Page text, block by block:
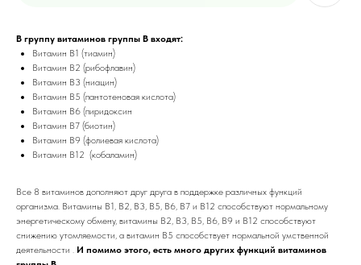
В группу витаминов группы В входят:
Витамин B1 (тиамин)
Витамин B2 (рибофлавин)
Витамин B3 (ниацин)
Витамин B5 (пантотеновая кислота)
Витамин В6 (пиридоксин
Витамин B7 (биотин)
Витамин В9 (фолиевая кислота)
Витамин В12 (кобаламин)
Все 8 витаминов дополняют друг друга в поддержке различных функций
организма. Витамины B1, B2, B3, B5, B6, B7 и B12 способствуют нормальному
энергетическому обмену, витамины B2, B3, B5, B6, B9 и B12 способствуют
снижению утомляемости, а витамин B5 способствует нормальной умственной
деятельности . И помимо этого, есть много других функций витаминов